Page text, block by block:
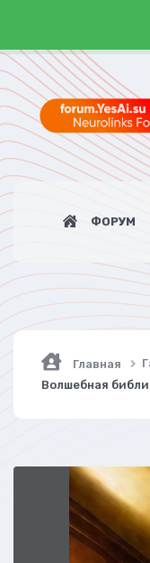
ФОРУМ
Главная
Волшебная